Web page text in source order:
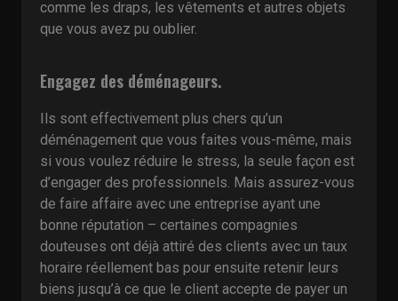
comme les draps, les vêtements et autres objets
que vous avez pu oublier.
Engagez des déménageurs.
Ils sont effectivement plus chers qu’un
déménagement que vous faites vous-même, mais
si vous voulez réduire le stress, la seule façon est
d’engager des professionnels. Mais assurez-vous
de faire affaire avec une entreprise ayant une
bonne réputation – certaines compagnies
douteuses ont déjà attiré des clients avec un taux
horaire réellement bas pour ensuite retenir leurs
biens jusqu’à ce que le client accepte de payer un